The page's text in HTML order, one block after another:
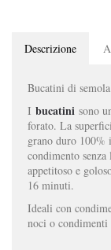
Descrizione
Bucatini di
I bucatini sono
forato. La
grano duro 100%
condimento
appetitoso e
16 minuti.
Ideali con
noci o